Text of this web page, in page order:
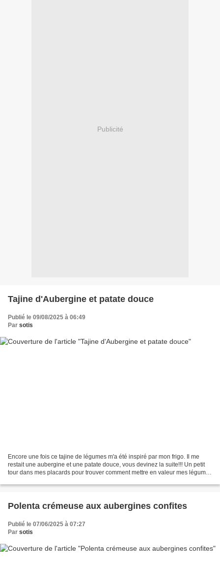
Publicité
Tajine d'Aubergine et patate douce
Publié le 09/08/2025 à 06:49
Par sotis
Encore une fois ce tajine de légumes m'a été inspiré par mon frigo. Il me
restait une aubergine et une patate douce, vous devinez la suite!!! Un petit
tour dans mes placards pour trouver comment mettre en valeur mes légumes
Polenta crémeuse aux aubergines confites
Publié le 07/06/2025 à 07:27
Par sotis